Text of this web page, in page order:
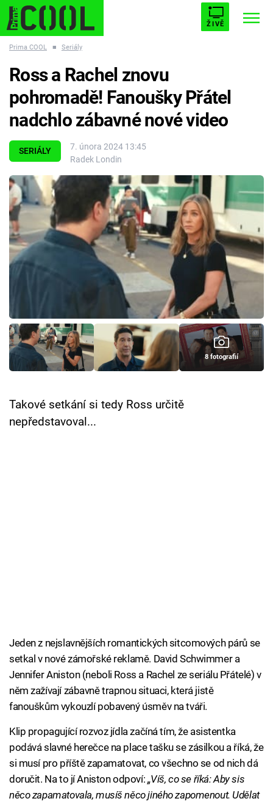
ŽIVĚ
ESCAPE PLNEJ KOTEL AVENGERS 5
Témata
Filmy
Seriály
Hry
Pořady
TV Program
Prima COOL ■ Seriály
SERIÁLY
7. února 2024 13:45
Radek Londin
Ross a Rachel znovu
pohromadě! Fanoušky Přátel
nadchlo zábavné nové video
8 fotografií
Takové setkání si tedy Ross určitě
nepředstavoval...
Jeden z nejslavnějších romantických sitcomových párů se
setkal v nové zámořské reklamě. David Schwimmer a
Jennifer Aniston (neboli Ross a Rachel ze seriálu Přátelé) v
něm zažívají zábavně trapnou situaci, která jistě
fanouškům vykouzlí pobavený úsměv na tváři.
Klip propagující rozvoz jídla začíná tím, že asistentka
podává slavné herečce na place tašku se zásilkou a říká, že
si musí pro příště zapamatovat, co všechno se od nich dá
doručit. Na to jí Aniston odpoví: „Víš, co se říká: Aby sis
něco zapamatovala, musíš něco jiného zapomenout. Udělat